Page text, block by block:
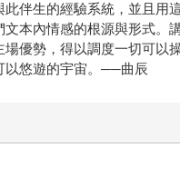
此伴生的經驗系統，並且用
本內情感的根源與形式。
優勢，得以調度一切可以
以悠遊的宇宙。──曲辰